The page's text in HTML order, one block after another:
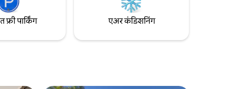
फ्री पार्किंग एअर कंडिशनिंग